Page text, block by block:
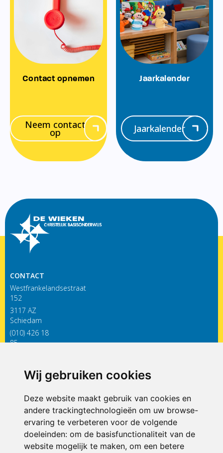
Wij gebruiken cookies
Deze website maakt gebruik van cookies en
andere trackingtechnologieën om uw browse-
ervaring te verbeteren voor de volgende
doeleinden: om de basisfunctionaliteit van de
website mogelijk te maken, om een betere
Contact opnemen
Neem contact
op
Jaarkalender
Jaarkalender
CONTACT
Westfrankelandsestraat
152
3117 AZ
Schiedam
(010) 426 18
85
ONDERDEEL VAN